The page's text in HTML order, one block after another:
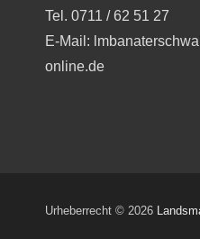
Tel. 0711 / 62 51 27
E-Mail:
online.de
Urheberrecht © 2026